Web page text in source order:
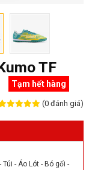
TF
Tạm hết hàng
(0 đánh giá)
- Áo Lót - Bó gối -